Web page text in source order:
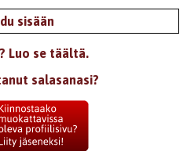
sisään
Luo se täältä.
salasanasi?